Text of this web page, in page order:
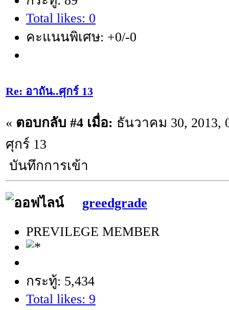
Total likes: 0
คะแนนพิเศษ: +0/-0
Re: อาถัน..ศุกร์ 13
« ตอบกลับ #4 เมื่อ: ธันวาคม 30, 2013,
ศุกร์ 13
บันทึกการเข้า
greedgrade
PREVILEGE MEMBER
กระทู้: 5,434
Total likes: 9